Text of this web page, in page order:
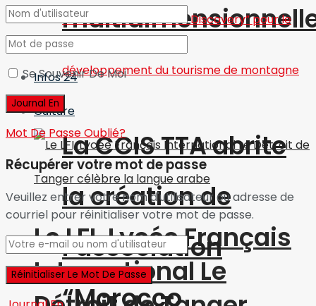
Infos 24
Culture
Le LFI, Lycée Français
International Le
La CCIS TTA abrite
la création de
l’association
“Morocco
Se Souvenir De Moi
Mot De Passe Oublié?
Récupérer votre mot de passe
Veuillez entrer votre nom d'utilisateur ou adresse de
courriel pour réinitialiser votre mot de passe.